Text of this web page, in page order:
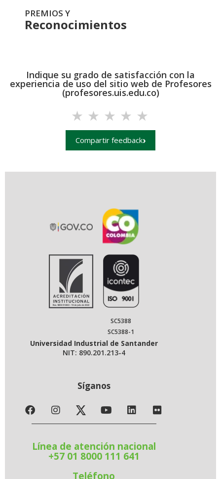
PREMIOS Y
Reconocimientos
Indique su grado de satisfacción con la
experiencia de uso del sitio web de Profesores
(profesores.uis.edu.co)